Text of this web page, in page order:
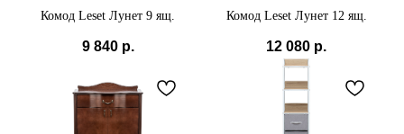
Комод Leset Лунет 9 ящ.
9 840 р.
Комод Leset Лунет 12 ящ.
12 080 р.